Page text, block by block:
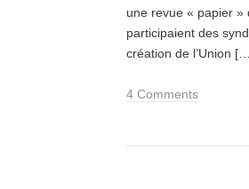
une revue « papier »
participaient des
création de l’Union
4 Comments